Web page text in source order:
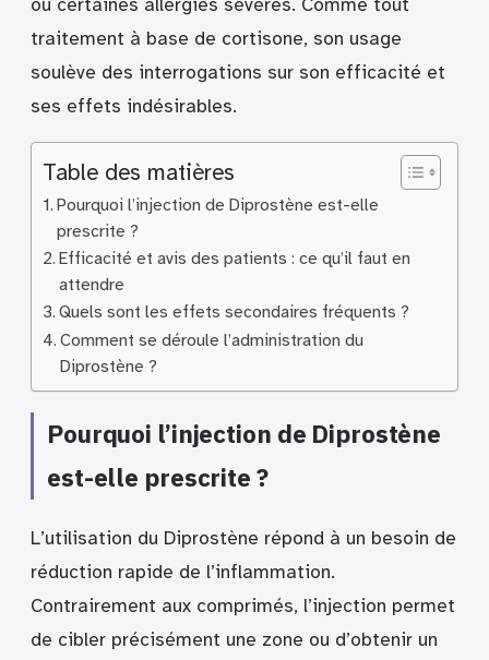
ou certaines allergies sévères. Comme tout
traitement à base de cortisone, son usage
soulève des interrogations sur son efficacité et
ses effets indésirables.
Table des matières
Pourquoi l’injection de Diprostène est-elle
prescrite ?
Efficacité et avis des patients : ce qu’il faut en
attendre
Quels sont les effets secondaires fréquents ?
Comment se déroule l’administration du
Diprostène ?
Pourquoi l’injection de Diprostène
est-elle prescrite ?
L’utilisation du Diprostène répond à un besoin de
réduction rapide de l’inflammation.
Contrairement aux comprimés, l’injection permet
de cibler précisément une zone ou d’obtenir un